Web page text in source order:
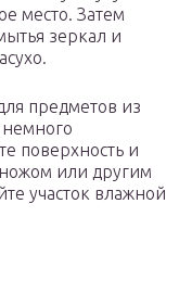
место. Затем
зеркал и
предметов из
немного
поверхность и
ножом или другим
участок влажной